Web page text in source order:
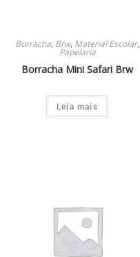
Borracha, Brw, Material Escolar,
Papelaria
Borracha Mini Safari Brw
Leia mais